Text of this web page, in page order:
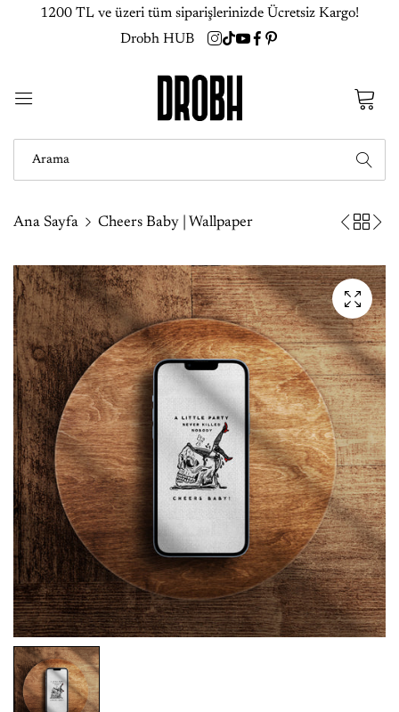
1200 TL ve üzeri tüm siparişlerinizde Ücretsiz Kargo!
Drobh HUB
0
Ana Sayfa Cheers Baby | Wallpaper